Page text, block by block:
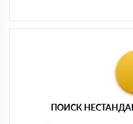
ПОИСК